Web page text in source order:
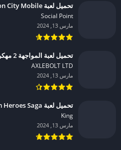
تحميل لعبة Dragon City Mobile مهكرة للاندرويد 2024
Social Point‏
مارس 13, 2024
تحميل لعبة المواجهة 2 مهكرة للاندرويد 2024
AXLEBOLT LTD‏
مارس 13, 2024
تحميل لعبة Farm Heroes Saga مهكرة للاندرويد 2024
King‏
مارس 13, 2024